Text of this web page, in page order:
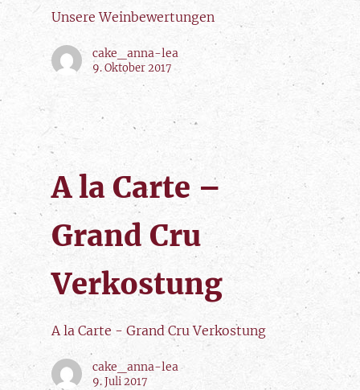
Unsere Weinbewertungen
cake_anna-lea
9. Oktober 2017
A la Carte –
Grand Cru
Verkostung
A la Carte - Grand Cru Verkostung
cake_anna-lea
9. Juli 2017